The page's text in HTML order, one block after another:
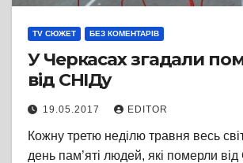
TV СЮЖЕТ БЕЗ КОМЕНТАРІВ
У Черкасах згадали
від СНІДу
19.05.2017 EDITOR
Кожну третю неділю травня весь
день пам’яті людей, які померли